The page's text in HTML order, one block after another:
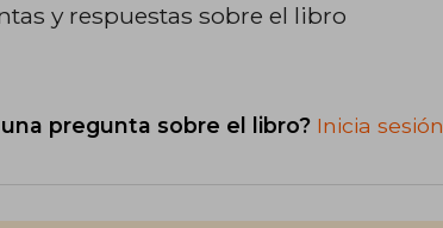
y respuestas sobre el libro
pregunta sobre el libro? Inicia sesión